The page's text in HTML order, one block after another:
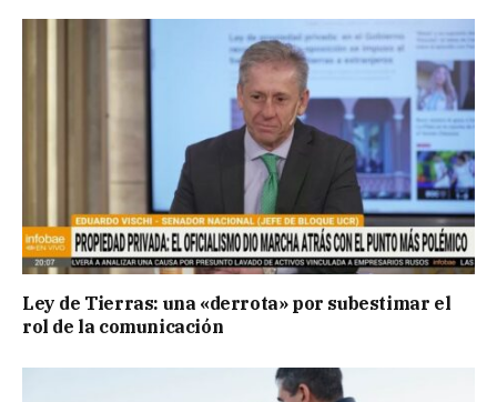
Ley de Tierras: una «derrota» por subestimar el
rol de la comunicación